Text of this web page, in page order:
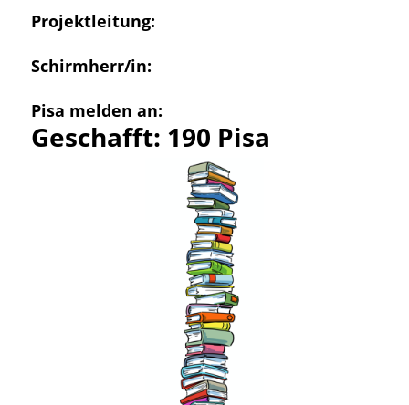
Projektleitung:
Schirmherr/in:
Pisa melden an:
Geschafft: 190 Pisa